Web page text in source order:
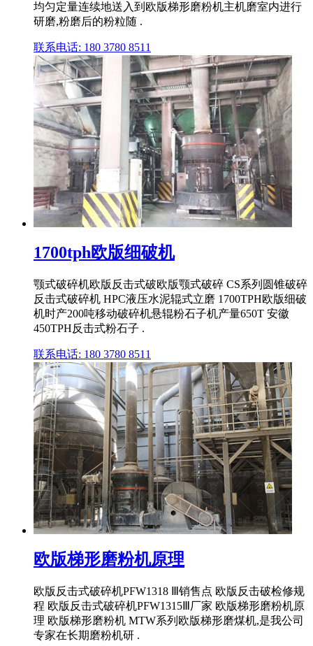
均匀定量连续地送入到欧版梯形磨粉机主机磨室内进行
研磨,粉磨后的粉粒随 .
联系电话: 180 3780 8511
1700tph欧版细破机
颚式破碎机欧版反击式破欧版颚式破碎 CS系列圆锥破碎
反击式破碎机 HPC液压水泥辊式立磨 1700TPH欧版细破
机时产200吨移动破碎机悬辊粉石子机产量650T 安徽
450TPH反击式粉石子 .
联系电话: 180 3780 8511
欧版梯形磨粉机原理
欧版反击式破碎机PFW1318 Ⅲ销售点 欧版反击破检修规
程 欧版反击式破碎机PFW1315Ⅲ厂家 欧版梯形磨粉机原
理 欧版梯形磨粉机 MTW系列欧版梯形磨煤机,是我公司
专家在长期磨粉机研 .